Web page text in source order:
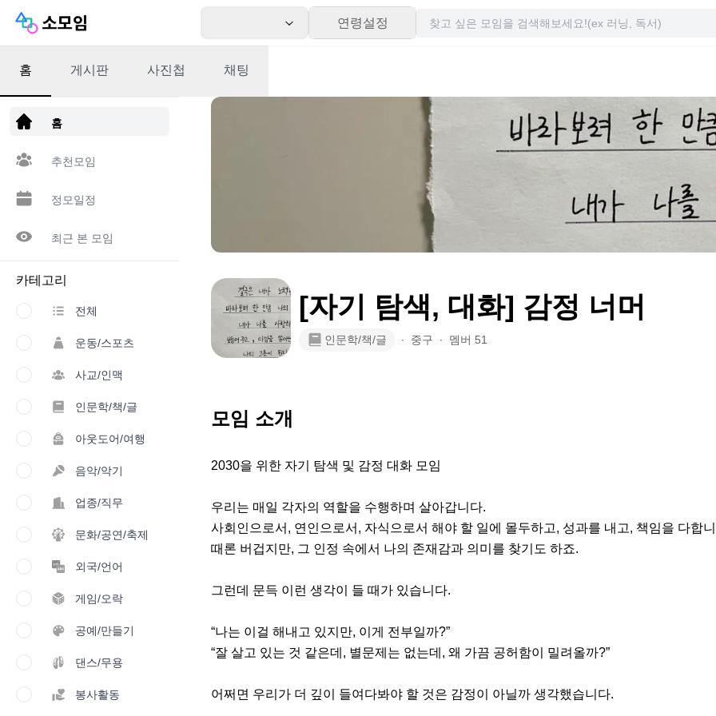
연령설정
앱 다운로드
홈
추천모임
정모일정
최근 본 모임
카테고리
전체
운동/스포츠
사교/인맥
인문학/책/글
아웃도어/여행
음악/악기
업종/직무
문화/공연/축제
외국/언어
게임/오락
공예/만들기
댄스/무용
봉사활동
홈 게시판 사진첩 채팅
[자기 탐색, 대화] 감정 너머
인문학/책/글 ∙ 중구 ∙ 멤버 51
모임 소개
2030을 위한 자기 탐색 및 감정 대화 모임
우리는 매일 각자의 역할을 수행하며 살아갑니다.
사회인으로서, 연인으로서, 자식으로서 해야 할 일에 몰두하고, 성과를 내고, 책임을 다합
때론 버겁지만, 그 인정 속에서 나의 존재감과 의미를 찾기도 하죠.
그런데 문득 이런 생각이 들 때가 있습니다.
“나는 이걸 해내고 있지만, 이게 전부일까?”
“잘 살고 있는 것 같은데, 별문제는 없는데, 왜 가끔 공허함이 밀려올까?”
어쩌면 우리가 더 깊이 들여다봐야 할 것은 감정이 아닐까 생각했습니다.